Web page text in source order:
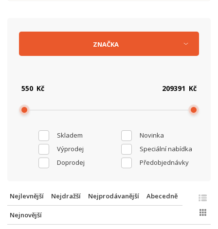
Skladem
Novinka
Výprodej
Speciální nabídka
Doprodej
Předobjednávky
Kč Kč
ZNAČKA
Nejlevnější Nejdražší Nejprodávanější Abecedně
Nejnovější